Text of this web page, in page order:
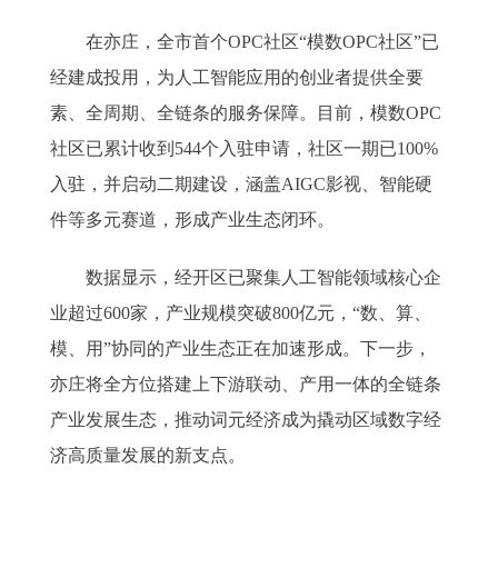
在亦庄，全市首个OPC社区“模数OPC社区”已
经建成投用，为人工智能应用的创业者提供全要
素、全周期、全链条的服务保障。目前，模数OPC
社区已累计收到544个入驻申请，社区一期已100%
入驻，并启动二期建设，涵盖AIGC影视、智能硬
件等多元赛道，形成产业生态闭环。
数据显示，经开区已聚集人工智能领域核心企
业超过600家，产业规模突破800亿元，“数、算、
模、用”协同的产业生态正在加速形成。下一步，
亦庄将全方位搭建上下游联动、产用一体的全链条
产业发展生态，推动词元经济成为撬动区域数字经
济高质量发展的新支点。